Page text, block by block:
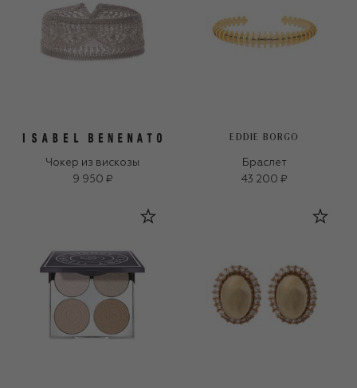
Чокер из вискозы
9 950 ₽
EDDIE BORGO
Браслет
43 200 ₽